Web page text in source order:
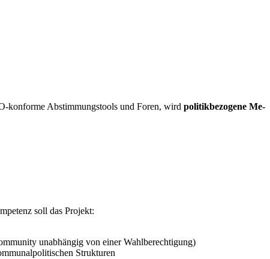
kon­for­me Ab­stim­mungs­tools und Fo­ren, wird po­li­tik­be­zo­ge­ne Me­
soll das Pro­jekt:
un­ab­hän­gig von ei­ner Wahl­be­rech­ti­gung)
Struk­tu­ren